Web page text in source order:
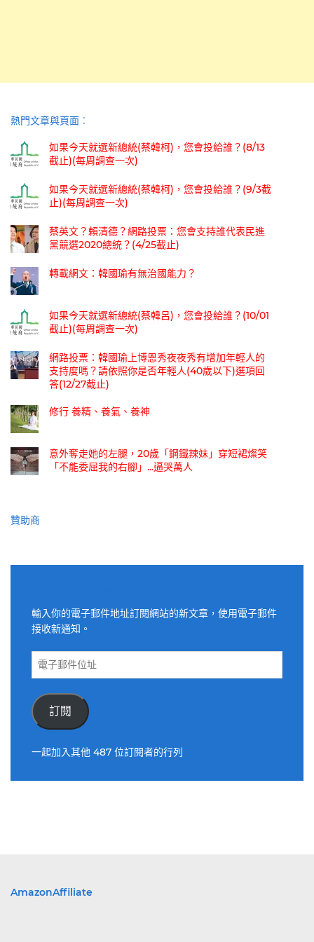
熱門文章與頁面︰
如果今天就選新總統(蔡韓柯)，您會投給誰？(8/13
截止)(每周調查一次)
如果今天就選新總統(蔡韓柯)，您會投給誰？(9/3截
止)(每周調查一次)
蔡英文？賴清德？網路投票：您會支持誰代表民進
黨競選2020總統？(4/25截止)
轉載網文：韓國瑜有無治國能力？
如果今天就選新總統(蔡韓呂)，您會投給誰？(10/01
截止)(每周調查一次)
網路投票：韓國瑜上博恩秀夜夜秀有增加年輕人的
支持度嗎？請依照你是否年輕人(40歲以下)選項回
答(12/27截止)
修行 養精、養氣、養神
意外奪走她的左腿，20歲「鋼鐵辣妹」穿短裙燦笑
「不能委屈我的右腳」...逼哭萬人
贊助商
輸入你的電子郵件地址訂閱網站的新文章，使用電子郵件
接收新通知。
電
件
位
訂閱
一起加入其他 487 位訂閱者的行列
AmazonAffiliate